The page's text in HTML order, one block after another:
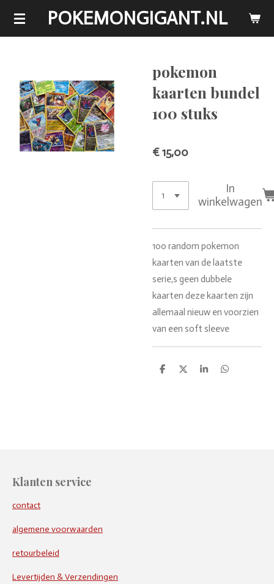
Ga
hoofdinhoud
POKEMONGIGANT.NL
pokemon
kaarten bundel
100 stuks
€ 15,00
In
winkelwagen
100 random pokemon
kaarten van de laatste
serie,s geen dubbele
kaarten deze kaarten zijn
allemaal nieuw en voorzien
van een soft sleeve
D
D
S
D
Klanten service
contact
algemene voorwaarden
retourbeleid
Levertijden & Verzendingen